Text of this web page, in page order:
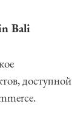
Bali
доступной